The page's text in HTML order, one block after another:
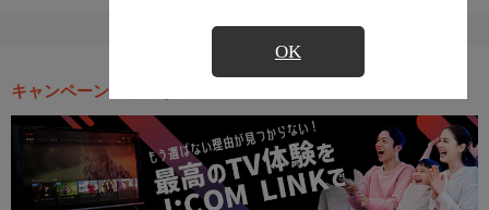
OK
キャンペーン・お得な情報